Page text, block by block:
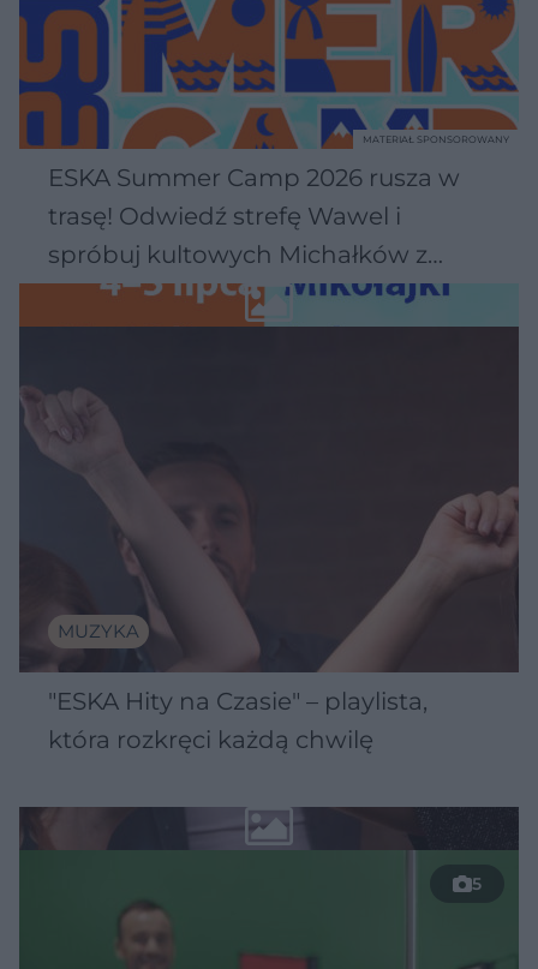
ESKA Summer Camp 2026 rusza w
trasę! Odwiedź strefę Wawel i
spróbuj kultowych Michałków z
Wawelu
MATERIAŁ SPONSOROWANY
MUZYKA
"ESKA Hity na Czasie" – playlista,
która rozkręci każdą chwilę
5